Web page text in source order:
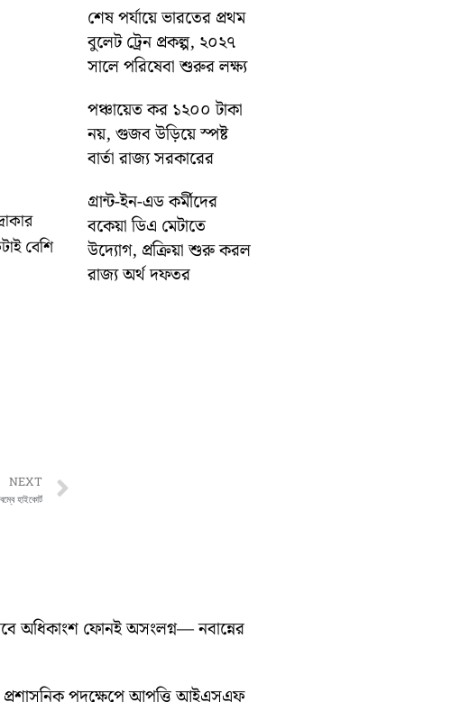
বেশি
NEXT
হাইকোর্ট
শেষ পর্যায়ে ভারতের প্রথম
বুলেট ট্রেন প্রকল্প, ২০২৭
সালে পরিষেবা শুরুর লক্ষ্য
পঞ্চায়েত কর ১২০০ টাকা
নয়, গুজব উড়িয়ে স্পষ্ট
বার্তা রাজ্য সরকারের
গ্রান্ট-ইন-এড কর্মীদের
বকেয়া ডিএ মেটাতে
উদ্যোগ, প্রক্রিয়া শুরু করল
রাজ্য অর্থ দফতর
অধিকাংশ ফোনই অসংলগ্ন— নবান্নের